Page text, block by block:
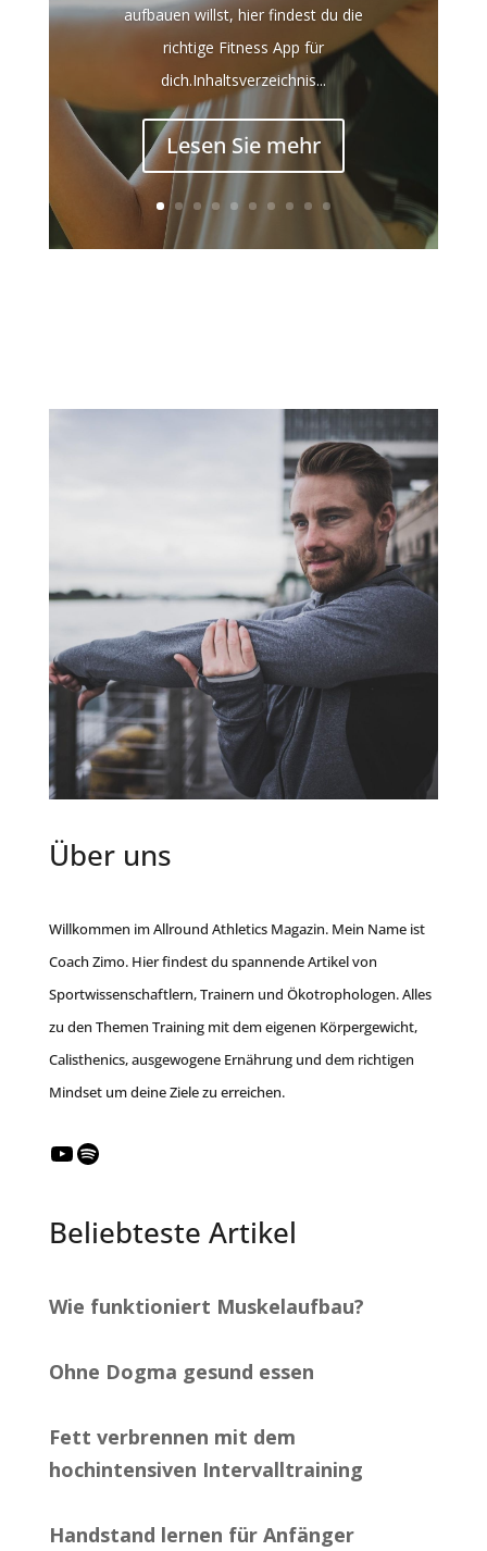
aufbauen willst, hier findest du die
richtige Fitness App für
dich.Inhaltsverzeichnis...
Lesen Sie mehr
Über uns
Willkommen im Allround Athletics Magazin. Mein Name ist
Coach Zimo. Hier findest du spannende Artikel von
Sportwissenschaftlern, Trainern und Ökotrophologen. Alles
zu den Themen Training mit dem eigenen Körpergewicht,
Calisthenics, ausgewogene Ernährung und dem richtigen
Mindset um deine Ziele zu erreichen.
YouTube
Beliebteste Artikel
Wie funktioniert Muskelaufbau?
Ohne Dogma gesund essen
Fett verbrennen mit dem
hochintensiven Intervalltraining
Handstand lernen für Anfänger